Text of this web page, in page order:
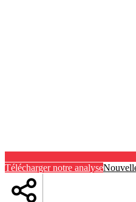
Télécharger notre analyse